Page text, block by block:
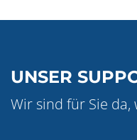
UNSER
Wir sind für Sie